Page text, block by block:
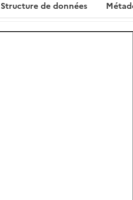
Structure de données